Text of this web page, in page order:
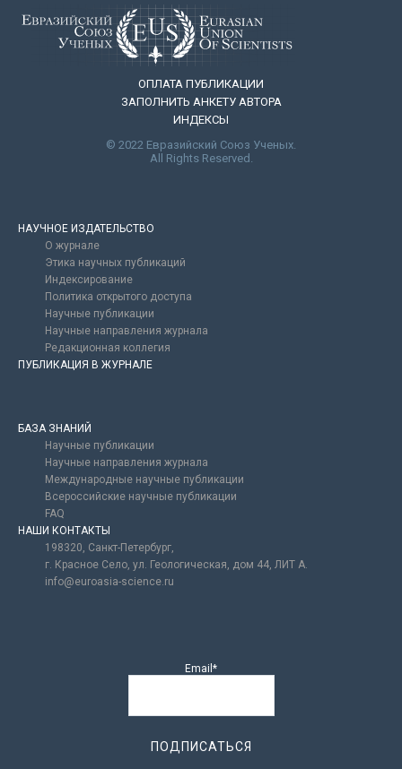
ОПЛАТА ПУБЛИКАЦИИ
ЗАПОЛНИТЬ АНКЕТУ АВТОРА
ИНДЕКСЫ
© 2022 Евразийский Союз Ученых.
All Rights Reserved.
НАУЧНОЕ ИЗДАТЕЛЬСТВО
О журнале
Этика научных публикаций
Индексирование
Политика открытого доступа
Научные публикации
Научные направления журнала
Редакционная коллегия
ПУБЛИКАЦИЯ В ЖУРНАЛЕ
БАЗА ЗНАНИЙ
Научные публикации
Научные направления журнала
Международные научные публикации
Всероссийские научные публикации
FAQ
НАШИ КОНТАКТЫ
198320, Санкт-Петербург,
г. Красное Село, ул. Геологическая, дом 44, ЛИТ А.
info@euroasia-science.ru
Email*